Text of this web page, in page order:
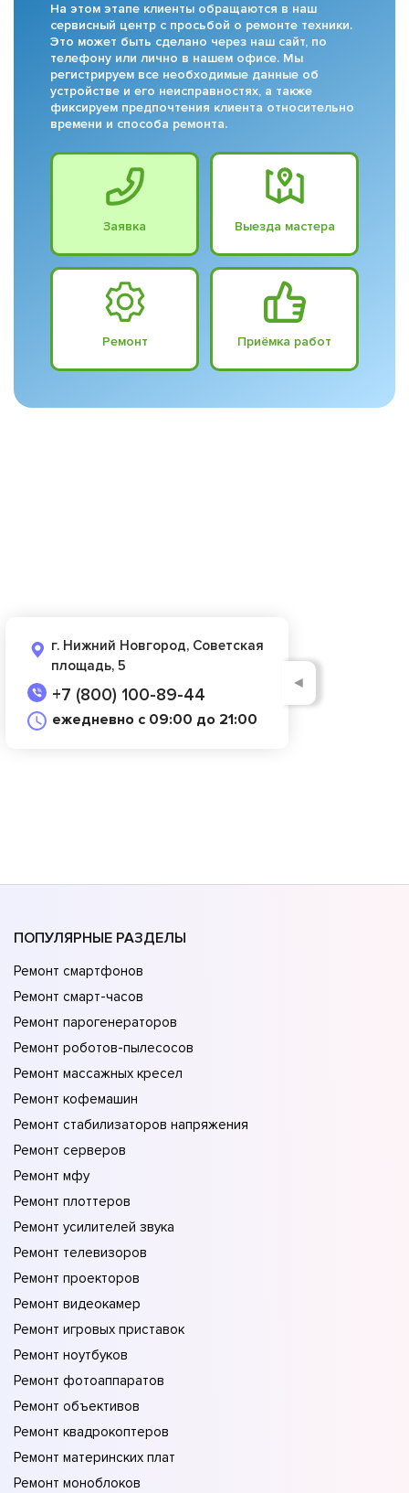
На этом этапе клиенты обращаются в наш
сервисный центр с просьбой о ремонте техники.
Это может быть сделано через наш сайт, по
телефону или лично в нашем офисе. Мы
регистрируем все необходимые данные об
устройстве и его неисправностях, а также
фиксируем предпочтения клиента относительно
времени и способа ремонта.
Заявка Выезда мастера
Ремонт Приёмка работ
г. Нижний Новгород, Советская
площадь, 5
+7 (800) 100-89-44
ежедневно с 09:00 до 21:00
◄
ПОПУЛЯРНЫЕ РАЗДЕЛЫ
Ремонт смартфонов
Ремонт смарт-часов
Ремонт парогенераторов
Ремонт роботов-пылесосов
Ремонт массажных кресел
Ремонт кофемашин
Ремонт стабилизаторов напряжения
Ремонт серверов
Ремонт мфу
Ремонт плоттеров
Ремонт усилителей звука
Ремонт телевизоров
Ремонт проекторов
Ремонт видеокамер
Ремонт игровых приставок
Ремонт ноутбуков
Ремонт фотоаппаратов
Ремонт объективов
Ремонт квадрокоптеров
Ремонт материнских плат
Ремонт моноблоков